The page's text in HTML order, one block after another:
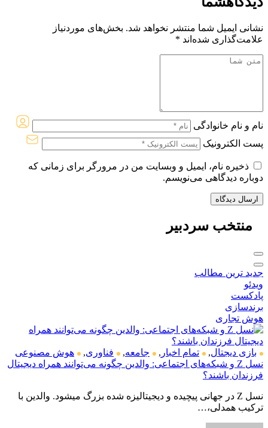
نشانی ایمیل شما منتشر نخواهد شد. بخش‌های موردنیاز
علامت‌گذاری شده‌اند *
نام و نام خانوادگی
پست الکترونیک
ذخیره نام، ایمیل و وبسایت من در مرورگر برای زمانی که
دوباره دیدگاهی می‌نویسم.
منتخب سردبیر
جدید ترین مطالب
ویدئو
پادکست
برندسازی
هوش تجاری
بازی دیجتال, تمام اخبار , جامعه, فناوری,
هوش مصنوعی
نسل Z و شبکه‌های اجتماعی: والدین چگونه می‌توانند همراه دیجیتال
فرزندان باشند؟
نسل Z در جهانی پیچیده و دیجیتالیزه شده بزرگ میشود. والدین با
ترکیب همدلی،…